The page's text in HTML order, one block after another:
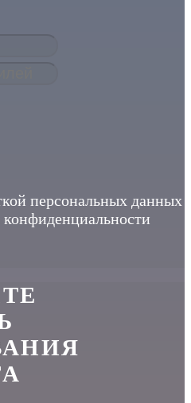
персональных данных